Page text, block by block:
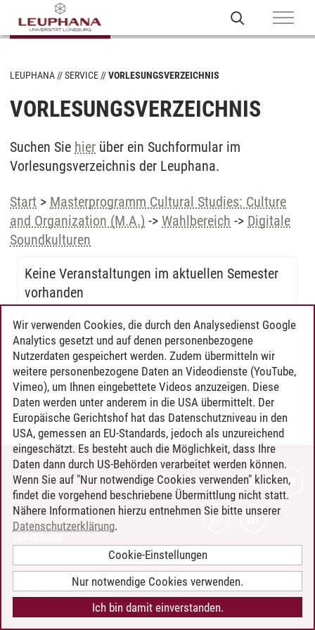
LEUPHANA SERVICE VORLESUNGSVERZEICHNIS
VORLESUNGSVERZEICHNIS
Suchen Sie hier über ein Suchformular im
Vorlesungsverzeichnis der Leuphana.
Start > Masterprogramm Cultural Studies: Culture
and Organization (M.A.) -> Wahlbereich -> Digitale
Soundkulturen
Keine Veranstaltungen im aktuellen Semester
vorhanden
Timo Leder/30.06.2024
KONTAKT
LEUPHANA ALS ARBEITGEBER
INTRANET
BARRIEREFREIHEIT
COOKIE-EINSTELLUNGEN
Wir verwenden Cookies, die durch den Analysedienst Google
Analytics gesetzt und auf denen personenbezogene
Nutzerdaten gespeichert werden. Zudem übermitteln wir
weitere personenbezogene Daten an Videodienste (YouTube,
Vimeo), um Ihnen eingebettete Videos anzuzeigen. Diese
Daten werden unter anderem in die USA übermittelt. Der
Europäische Gerichtshof hat das Datenschutzniveau in den
USA, gemessen an EU-Standards, jedoch als unzureichend
eingeschätzt. Es besteht auch die Möglichkeit, dass Ihre
Daten dann durch US-Behörden verarbeitet werden können.
Wenn Sie auf "Nur notwendige Cookies verwenden" klicken,
findet die vorgehend beschriebene Übermittlung nicht statt.
Nähere Informationen hierzu entnehmen Sie bitte unserer
Datenschutzerklärung.
Cookie-Einstellungen
Nur notwendige Cookies verwenden.
Ich bin damit einverstanden.